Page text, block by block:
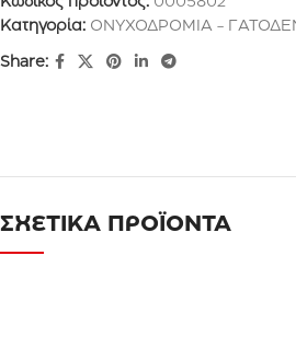
Κατηγορία: ΟΝΥΧΟΔΡΟΜΙΑ -
Share:
ΣΧΕΤΙΚΑ ΠΡΟΪΟΝΤΑ